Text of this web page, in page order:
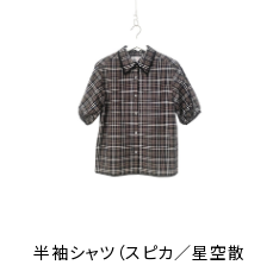
半袖シャツ（スピカ／星空散